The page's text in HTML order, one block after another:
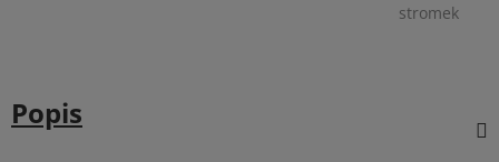
stromek
Popis